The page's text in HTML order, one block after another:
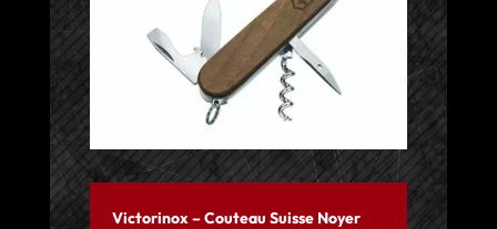
Victorinox – Couteau Suisse Noyer